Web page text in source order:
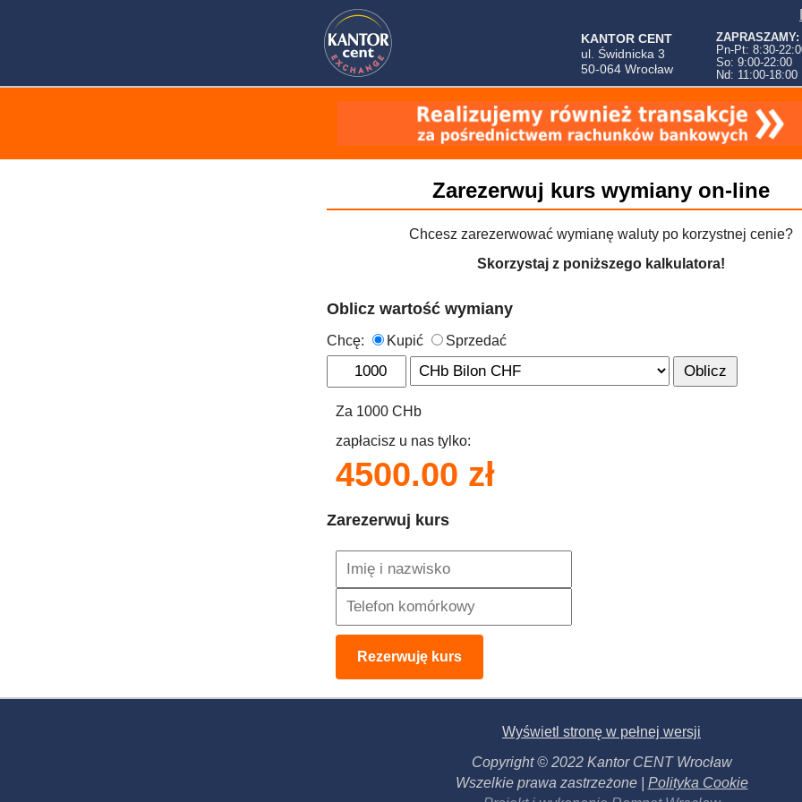
KANTOR CENT
ul. Świdnicka 3
50-064 Wrocław
ZAPRASZAMY:
Pn-Pt: 8:30-
So: 9:00-22:00
Nd: 11:00-18:00
Zarezerwuj kurs wymiany on-line
Chcesz zarezerwować wymianę waluty po korzystnej cenie?
Skorzystaj z poniższego kalkulatora!
Oblicz wartość wymiany
Chcę: Kupić Sprzedać
Oblicz
Za 1000 CHb
zapłacisz u nas tylko:
4500.00 zł
Zarezerwuj kurs
Rezerwuję kurs
Wyświetl stronę w pełnej wersji
Copyright © 2022 Kantor CENT Wrocław
Wszelkie prawa zastrzeżone | Polityka Cookie